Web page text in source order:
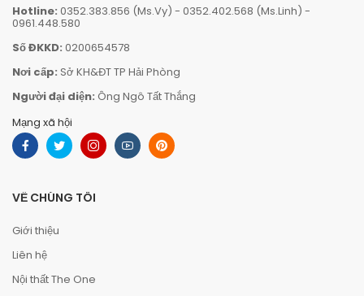
Hotline: 0352.383.856 (Ms.Vy) - 0352.402.568 (Ms.Linh) -
0961.448.580
Số ĐKKD: 0200654578
Nơi cấp: Sở KH&ĐT TP Hải Phòng
Người đại diện: Ông Ngô Tất Thắng
Mạng xã hội
VỀ CHÚNG TÔI
Giới thiệu
Liên hệ
Nội thất The One